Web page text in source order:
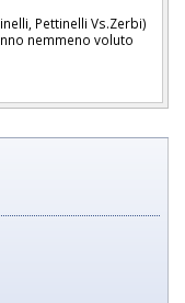
Pettinelli Vs.Zerbi)
nemmeno voluto